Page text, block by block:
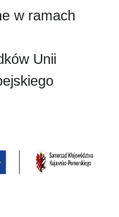
w ramach
Unii